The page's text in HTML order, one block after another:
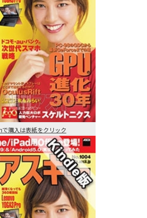
購入は表紙をクリック